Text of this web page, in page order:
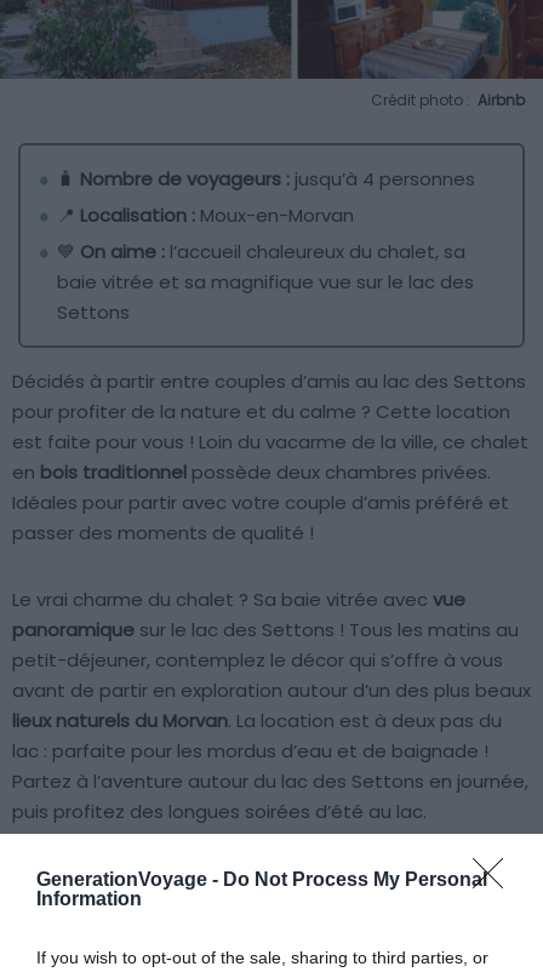
GenerationVoyage - Do Not Process My Personal
Information
If you wish to opt-out of the sale, sharing to third parties, or
Crédit photo : Airbnb
🧳 Nombre de voyageurs : jusqu’à 4 personnes
📍 Localisation : Moux-en-Morvan
💙 On aime : l’accueil chaleureux du chalet, sa
baie vitrée et sa magnifique vue sur le lac des
Settons
Décidés à partir entre couples d’amis au lac des Settons
pour profiter de la nature et du calme ? Cette location
est faite pour vous ! Loin du vacarme de la ville, ce chalet
en bois traditionnel possède deux chambres privées.
Idéales pour partir avec votre couple d’amis préféré et
passer des moments de qualité !
Le vrai charme du chalet ? Sa baie vitrée avec vue
panoramique sur le lac des Settons ! Tous les matins au
petit-déjeuner, contemplez le décor qui s’offre à vous
avant de partir en exploration autour d’un des plus beaux
lieux naturels du Morvan. La location est à deux pas du
lac : parfaite pour les mordus d’eau et de baignade !
Partez à l’aventure autour du lac des Settons en journée,
puis profitez des longues soirées d’été au lac.
Séjournez à deux pas du lac